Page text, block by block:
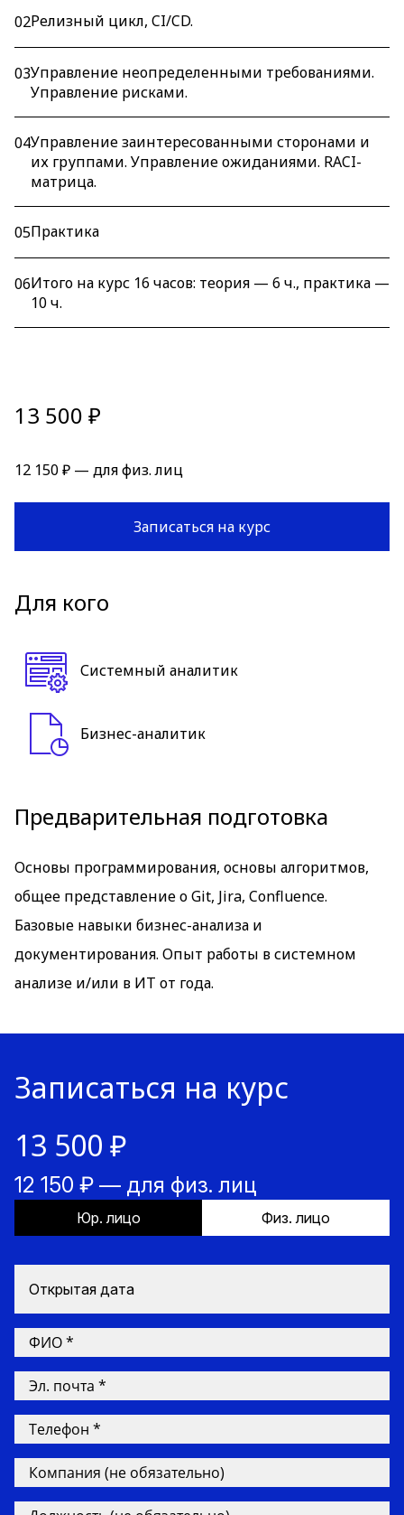
02Релизный цикл, CI/CD.
03Управление неопределенными требованиями.
Управление рисками.
04Управление заинтересованными сторонами и
их группами. Управление ожиданиями. RACI-
матрица.
05Практика
06Итого на курс 16 часов: теория — 6 ч., практика —
10 ч.
13 500 ₽
12 150 ₽ — для физ. лиц
Записаться на курс
Для кого
Системный аналитик
Бизнес-аналитик
Предварительная подготовка
Основы программирования, основы алгоритмов,
общее представление о Git, Jira, Confluence.
Базовые навыки бизнес-анализа и
документирования. Опыт работы в системном
анализе и/или в ИТ от года.
Записаться на курс
13 500 ₽
12 150 ₽ — для физ. лиц
Юр. лицо Физ. лицо
Открытая дата